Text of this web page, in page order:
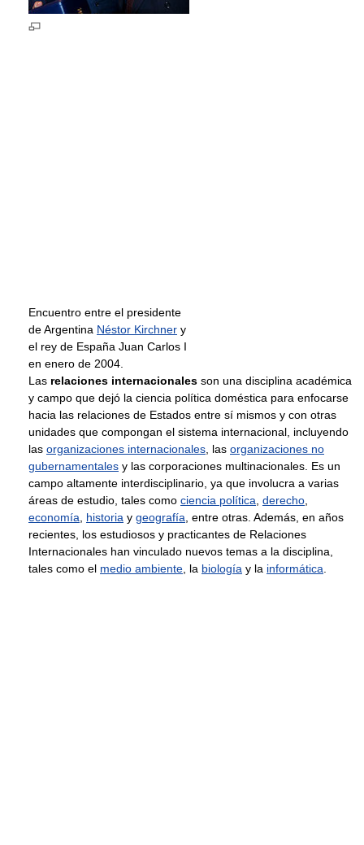
Encuentro entre el presidente
de Argentina Néstor Kirchner y
el rey de España Juan Carlos I
en enero de 2004.
Las relaciones internacionales son una disciplina académica
y campo que dejó la ciencia política doméstica para enfocarse
hacia las relaciones de Estados entre sí mismos y con otras
unidades que compongan el sistema internacional, incluyendo
las organizaciones internacionales , las organizaciones no
gubernamentales y las corporaciones multinacionales. Es un
campo altamente interdisciplinario, ya que involucra a varias
áreas de estudio, tales como ciencia política derecho
economía
historia y geografía , entre otras. Además, en años
recientes, los estudiosos y practicantes de Relaciones
Internacionales han vinculado nuevos temas a la disciplina,
tales como el medio ambiente , la biología y la informática